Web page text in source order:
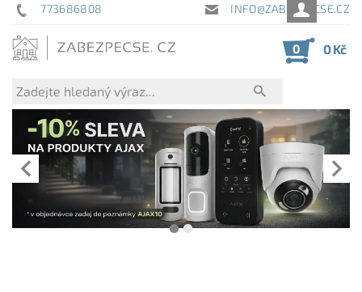
773686808 INFO@ZABEZPECSE.CZ
0 0 Kč